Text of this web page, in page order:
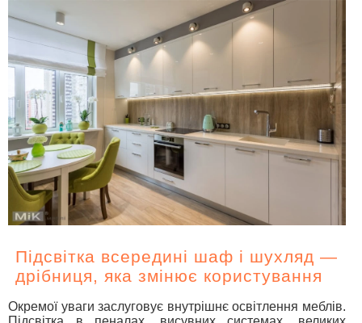
Підсвітка всередині шаф і шухляд —
дрібниця, яка змінює користування
Окремої уваги заслуговує внутрішнє освітлення меблів.